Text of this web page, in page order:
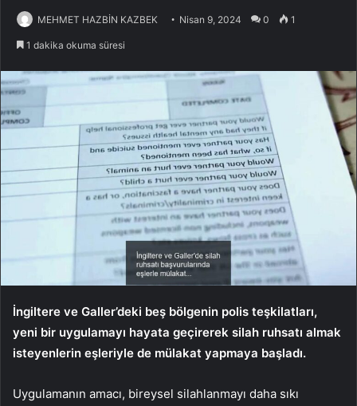
MEHMET HAZBİN KAZBEK Nisan 9, 2024 0 1
1 dakika okuma süresi
İngiltere ve Galler’deki beş bölgenin polis teşkilatları,
yeni bir uygulamayı hayata geçirerek silah ruhsatı almak
isteyenlerin eşleriyle de mülakat yapmaya başladı.
Uygulamanın amacı, bireysel silahlanmayı daha sıkı